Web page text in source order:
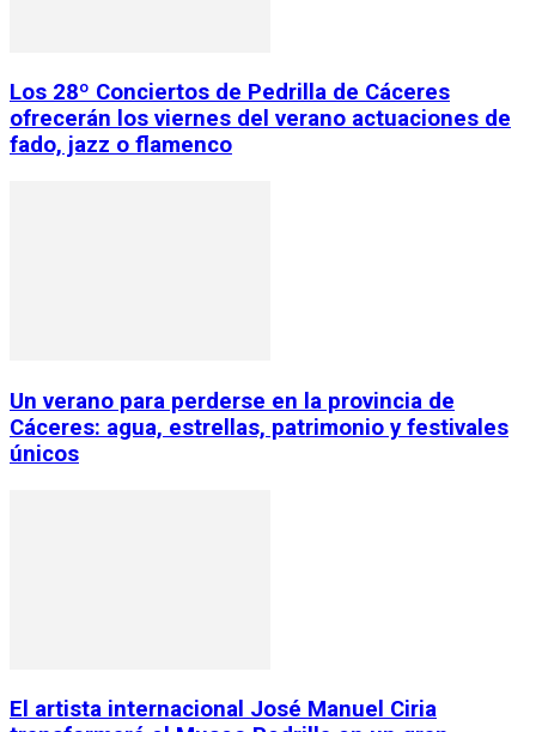
Los 28º Conciertos de Pedrilla de Cáceres
ofrecerán los viernes del verano actuaciones de
fado, jazz o flamenco
Un verano para perderse en la provincia de
Cáceres: agua, estrellas, patrimonio y festivales
únicos
El artista internacional José Manuel Ciria